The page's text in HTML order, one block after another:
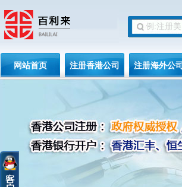
网站首页 注册香港公司 注册海外公司